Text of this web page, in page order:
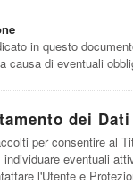
in questo
causa di eventuali
dei
per consentire al
eventuali
l'Utente e